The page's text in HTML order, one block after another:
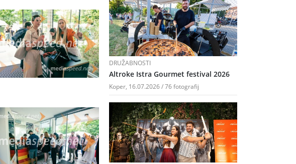
DRUŽABNOSTI
Altroke Istra Gourmet festival 2026
Koper, 16.07.2026 / 76 fotografij